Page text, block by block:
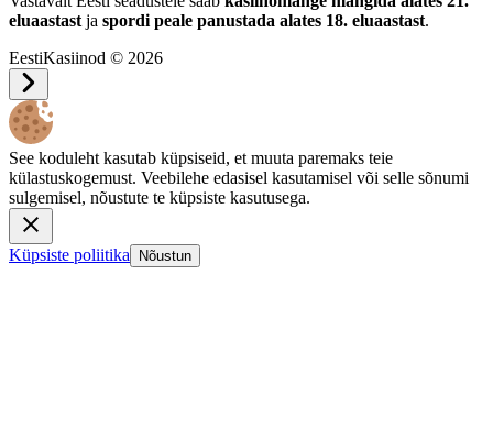
eluaastast ja spordi peale panustada alates 18. eluaastast.
EestiKasiinod © 2026
See koduleht kasutab küpsiseid, et muuta paremaks teie
külastuskogemust. Veebilehe edasisel kasutamisel või selle sõnumi
sulgemisel, nõustute te küpsiste kasutusega.
Küpsiste poliitika Nõustun